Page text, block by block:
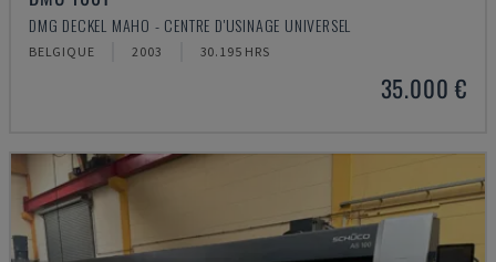
DMG DECKEL MAHO - CENTRE D'USINAGE UNIVERSEL
BELGIQUE 2003 30.195 HRS
35.000 €